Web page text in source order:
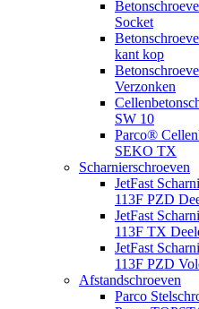
Socket
kant kop
Verzonken
SW 10
Parco®
SEKO TX
Scharnierschroeven
JetFast
113F PZD
JetFast
113F TX
JetFast
113F PZD
Afstandschroeven
Parco